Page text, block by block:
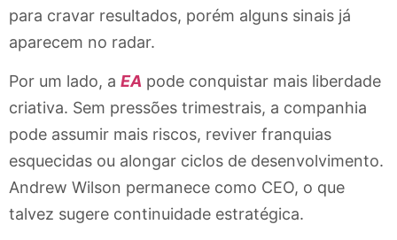
para cravar resultados, porém alguns sinais já
aparecem no radar.
Por um lado, a EA pode conquistar mais liberdade
criativa. Sem pressões trimestrais, a companhia
pode assumir mais riscos, reviver franquias
esquecidas ou alongar ciclos de desenvolvimento.
Andrew Wilson permanece como CEO, o que
talvez sugere continuidade estratégica.